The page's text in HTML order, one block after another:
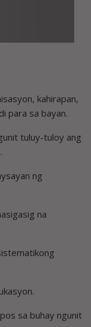
kahirapan,
para sa bayan.
tuluy-tuloy ang
ng
na
sa buhay ngunit